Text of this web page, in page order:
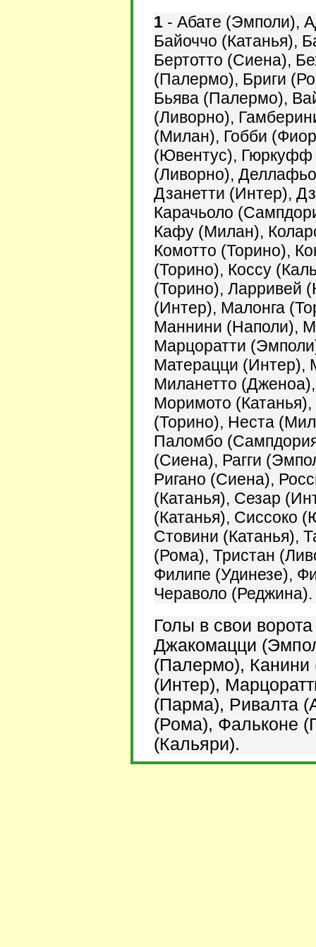
1 - Абате (Эмполи),
Байоччо (Катанья),
Бертотто (Сиена),
(Палермо), Бриги
Бьява (Палермо),
(Ливорно),
(Милан), Гобби
(Ювентус),
(Ливорно),
Дзанетти (Интер),
Карачьоло
Кафу (Милан),
Комотто (Торино),
(Торино), Коссу
(Торино), Ларривей
(Интер), Малонга
Маннини (Наполи),
Марцоратти
Матерацци (Интер),
Миланетто
Моримото
(Торино), Неста
Паломбо
(Сиена), Рагги
Ригано (Сиена),
(Катанья), Сезар
(Катанья), Сиссоко
Стовини (Катанья),
(Рома), Тристан
Филипе (Удинезе),
Чераволо (Реджина).
Голы в свои
Джакомацци
(Палермо), Канини
(Интер),
(Парма), Ривалта
(Рома), Фальконе
(Кальяри).